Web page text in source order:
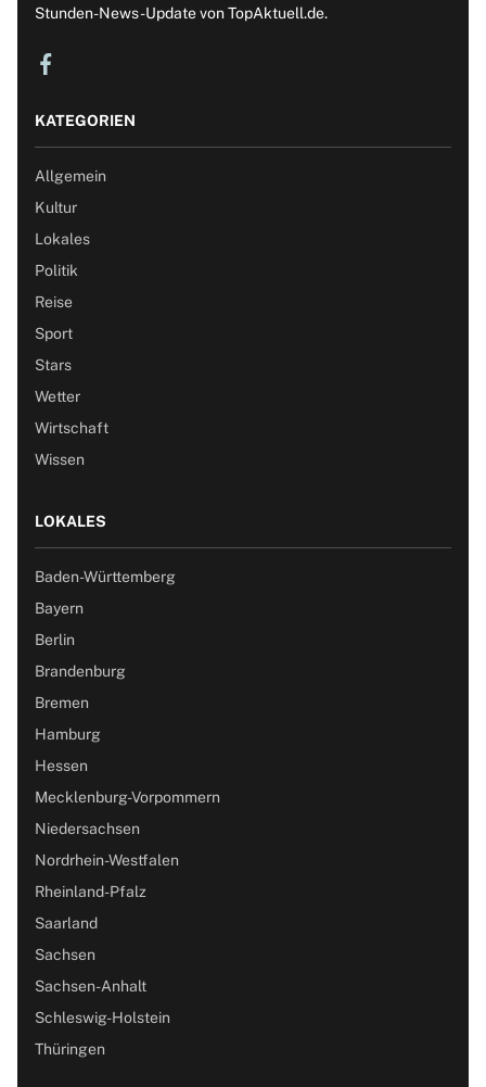
Stunden-News-Update von TopAktuell.de.
KATEGORIEN
Allgemein
Kultur
Lokales
Politik
Reise
Sport
Stars
Wetter
Wirtschaft
Wissen
LOKALES
Baden-Württemberg
Bayern
Berlin
Brandenburg
Bremen
Hamburg
Hessen
Mecklenburg-Vorpommern
Niedersachsen
Nordrhein-Westfalen
Rheinland-Pfalz
Saarland
Sachsen
Sachsen-Anhalt
Schleswig-Holstein
Thüringen